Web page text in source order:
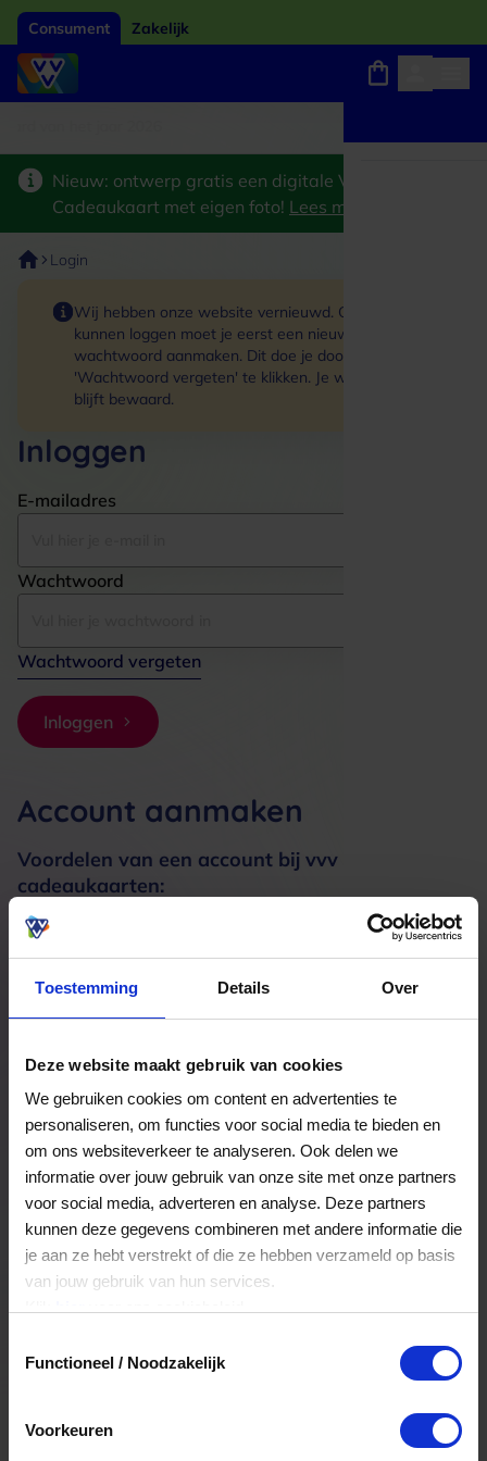
Toestemming Details Over
Deze website maakt gebruik van cookies
We gebruiken cookies om content en advertenties te
personaliseren, om functies voor social media te bieden en
om ons websiteverkeer te analyseren. Ook delen we
informatie over jouw gebruik van onze site met onze partners
voor social media, adverteren en analyse. Deze partners
kunnen deze gegevens combineren met andere informatie die
je aan ze hebt verstrekt of die ze hebben verzameld op basis
van jouw gebruik van hun services.
Functioneel / Noodzakelijk
Voorkeuren
Consument Zakelijk
Nieuw: ontwerp gratis een digitale VVV
Cadeaukaart met eigen foto! Lees meer
Login
Wij hebben onze website vernieuwd. Om in te
kunnen loggen moet je eerst een nieuw
wachtwoord aanmaken. Dit doe je door op de link
'Wachtwoord vergeten' te klikken. Je winkelmand
blijft bewaard.
Inloggen
E-mailadres
Wachtwoord
Wachtwoord vergeten
Inloggen
Account aanmaken
Voordelen van een account bij vvv
cadeaukaarten:
Meerdere adressen registreren
Een bestelling volgen
Nog veel meer...
Maak account aan